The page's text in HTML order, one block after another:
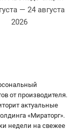
— 24 августа
2026
от производителя.
актуальные
«Мираторг».
недели на свежее